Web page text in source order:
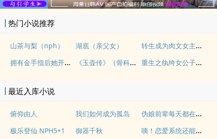
热门小说推荐
山茶与梨（nph） 湖底（亲父女）
转生成为肉文女主的女儿后（星际nph）
拥有金手指后她开始为所欲为（nph）
《玉壶传》（骨科）（兄妹）（np） 重生之纨绔女公子（NPH）
最近入库小说
俯仰由人 我们如何成为孤岛 伪娘前辈每天都在调教我
极乐登仙 NPH5+1 御器千秋 咦！恋爱系统还能这么用吗